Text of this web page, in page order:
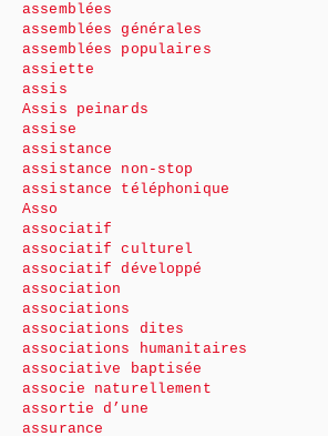
assemblées
assemblées générales
assemblées populaires
assiette
assis
Assis peinards
assise
assistance
assistance non-stop
assistance téléphonique
Asso
associatif
associatif culturel
associatif développé
association
associations
associations dites
associations humanitaires
associative baptisée
associe naturellement
assortie d’une
assurance